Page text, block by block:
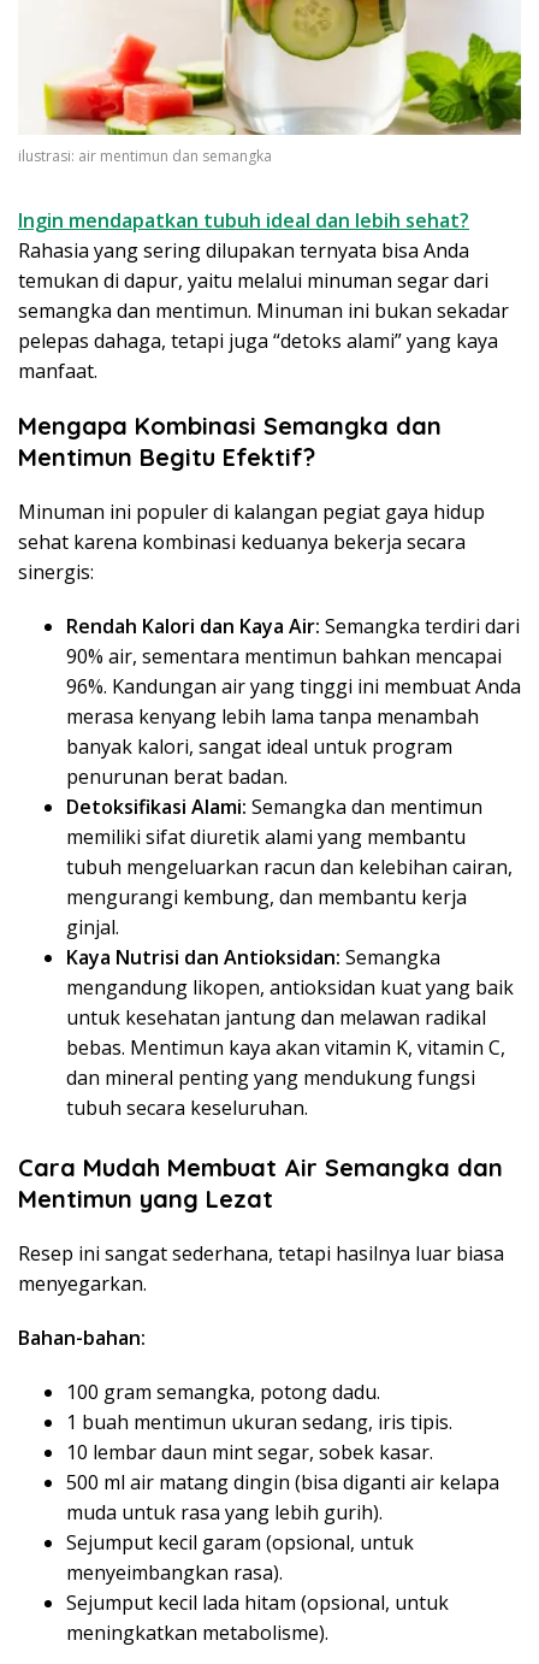
ilustrasi: air mentimun dan semangka
Ingin mendapatkan tubuh ideal dan lebih sehat?
Rahasia yang sering dilupakan ternyata bisa Anda
temukan di dapur, yaitu melalui minuman segar dari
semangka dan mentimun. Minuman ini bukan sekadar
pelepas dahaga, tetapi juga “detoks alami” yang kaya
manfaat.
Mengapa Kombinasi Semangka dan
Mentimun Begitu Efektif?
Minuman ini populer di kalangan pegiat gaya hidup
sehat karena kombinasi keduanya bekerja secara
sinergis:
Rendah Kalori dan Kaya Air: Semangka terdiri dari
90% air, sementara mentimun bahkan mencapai
96%. Kandungan air yang tinggi ini membuat Anda
merasa kenyang lebih lama tanpa menambah
banyak kalori, sangat ideal untuk program
penurunan berat badan.
Detoksifikasi Alami: Semangka dan mentimun
memiliki sifat diuretik alami yang membantu
tubuh mengeluarkan racun dan kelebihan cairan,
mengurangi kembung, dan membantu kerja
ginjal.
Kaya Nutrisi dan Antioksidan: Semangka
mengandung likopen, antioksidan kuat yang baik
untuk kesehatan jantung dan melawan radikal
bebas. Mentimun kaya akan vitamin K, vitamin C,
dan mineral penting yang mendukung fungsi
tubuh secara keseluruhan.
Cara Mudah Membuat Air Semangka dan
Mentimun yang Lezat
Resep ini sangat sederhana, tetapi hasilnya luar biasa
menyegarkan.
Bahan-bahan:
100 gram semangka, potong dadu.
1 buah mentimun ukuran sedang, iris tipis.
10 lembar daun mint segar, sobek kasar.
500 ml air matang dingin (bisa diganti air kelapa
muda untuk rasa yang lebih gurih).
Sejumput kecil garam (opsional, untuk
menyeimbangkan rasa).
Sejumput kecil lada hitam (opsional, untuk
meningkatkan metabolisme).